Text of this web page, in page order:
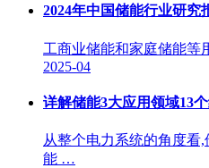
2024年中国储能行业研究
工商业储能和家庭储能等
2025-04
详解储能3大应用领域13
从整个电力系统的角度看
能 …